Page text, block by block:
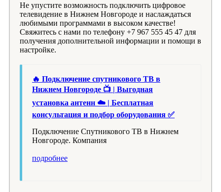
Не упустите возможность подключить цифровое
телевидение в Нижнем Новгороде и наслаждаться
любимыми программами в высоком качестве!
Свяжитесь с нами по телефону +7 967 555 45 47 для
получения дополнительной информации и помощи в
настройке.
🔥 Подключение спутникового ТВ в
Нижнем Новгороде 📺 | Выгодная
установка антенн ☁️ | Бесплатная
консультация и подбор оборудования ✅
Подключение Спутникового ТВ в Нижнем
Новгороде. Компания
подробнее